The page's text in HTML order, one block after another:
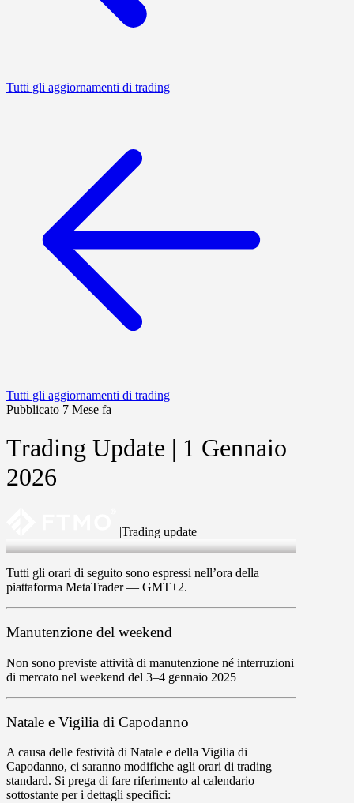
Tutti gli aggiornamenti di trading
Tutti gli aggiornamenti di trading
Pubblicato 7 Mese fa
Trading Update | 1 Gennaio
2026
|Trading update
1 Jan 2026
Tutti gli orari di seguito sono espressi nell’ora della
piattaforma MetaTrader — GMT+2.
Manutenzione del weekend
Non sono previste attività di manutenzione né interruzioni
di mercato nel weekend del 3–4 gennaio 2025
Natale e Vigilia di Capodanno
A causa delle festività di Natale e della Vigilia di
Capodanno, ci saranno modifiche agli orari di trading
standard. Si prega di fare riferimento al calendario
sottostante per i dettagli specifici: